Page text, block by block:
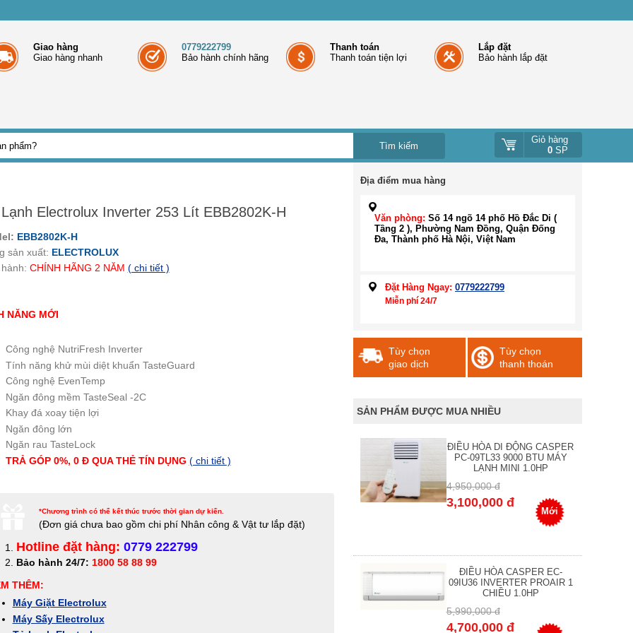
Giao hàng
Giao hàng nhanh
0779222799
Bảo hành chính hãng
Thanh toán
Thanh toán tiện lợi
Lắp đặt
Bảo hành lắp đặt
Giỏ hàng
0 SP
Electrolux Inverter 253 Lít EBB2802K-H
EBB2802K-H
sản xuất: ELECTROLUX
CHÍNH HÃNG 2 NĂM ( chi tiết )
NĂNG MỚI
Công nghệ NutriFresh Inverter
Tính năng khử mùi diệt khuẩn TasteGuard
Công nghệ EvenTemp
Ngăn đông mềm TasteSeal -2C
Khay đá xoay tiện lợi
Ngăn đông lớn
Ngăn rau TasteLock
TRẢ GÓP 0%, 0 Đ QUA THẺ TÍN DỤNG ( chi tiết )
*Chương trình có thể kết thúc trước thời gian dự kiến.
(Đơn giá chưa bao gồm chi phí Nhân công & Vật tư lắp đặt)
Hotline đặt hàng: 0779 222799
Bảo hành 24/7: 1800 58 88 99
THÊM:
Máy Giặt Electrolux
Máy Sấy Electrolux
Địa điểm mua hàng
Văn phòng: Số 14 ngõ 14 phố Hồ Đắc Di (
Tầng 2 ), Phường Nam Đồng, Quận Đống
Đa, Thành phố Hà Nội, Việt Nam
Đặt Hàng Ngay: 0779222799
Miễn phí 24/7
Tùy chọn
giao dịch
Tùy chọn
thanh thoán
SẢN PHẨM ĐƯỢC MUA NHIỀU
ĐIỀU HÒA DI ĐỘNG CASPER
PC-09TL33 9000 BTU MÁY
LẠNH MINI 1.0HP
4,950,000 đ
3,100,000 đ
Mới
ĐIỀU HÒA CASPER EC-
09IU36 INVERTER PROAIR 1
CHIỀU 1.0HP
5,990,000 đ
4,700,000 đ